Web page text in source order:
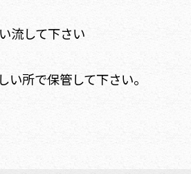
流して下さい
所で保管して下さい。